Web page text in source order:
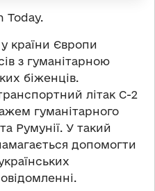
Today.
країни Європи
з гуманітарною
біженців.
літак С-2
гуманітарного
Румунії. У такий
допомогти